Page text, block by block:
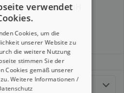
GmbH
verwendet
Cookies, um die
unserer Website zu
die weitere Nutzung
stimmen Sie der
Cookies gemäß unserer
zu.Weitere Informationen /